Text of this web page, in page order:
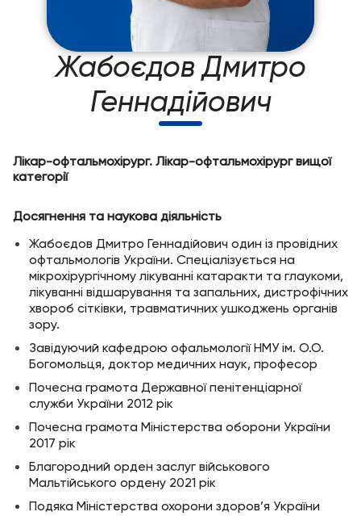
Жабоєдов Дмитро
Геннадійович
Лікар-офтальмохірург. Лікар-офтальмохірург вищої
категорії
Досягнення та наукова діяльність
Жабоєдов Дмитро Геннадійович один із провідних
офтальмологів України. Спеціалізується на
мікрохірургічному лікуванні катаракти та глаукоми,
лікуванні відшарування та запальних, дистрофічних
хвороб сітківки, травматичних ушкоджень органів
зору.
Завідуючий кафедрою офальмології НМУ ім. О.О.
Богомольця, доктор медичних наук, професор
Почесна грамота Державної пенітенціарної
служби України 2012 рік
Почесна грамота Міністерства оборони України
2017 рік
Благородний орден заслуг військового
Мальтійського ордену 2021 рік
Подяка Міністерства охорони здоров’я України